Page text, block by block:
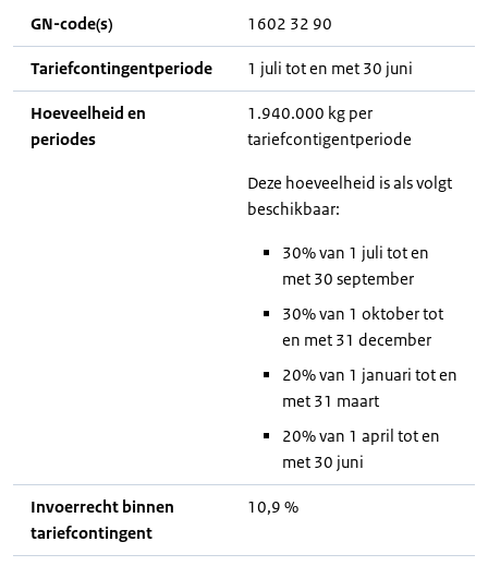
GN-code(s) 1602 32 90
Tariefcontingentperiode 1 juli tot en met 30 juni
Hoeveelheid en
periodes
1.940.000 kg per
tariefcontigentperiode
Deze hoeveelheid is als volgt
beschikbaar:
30% van 1 juli tot en
met 30 september
30% van 1 oktober tot
en met 31 december
20% van 1 januari tot en
met 31 maart
20% van 1 april tot en
met 30 juni
Invoerrecht binnen
tariefcontingent
10,9 %